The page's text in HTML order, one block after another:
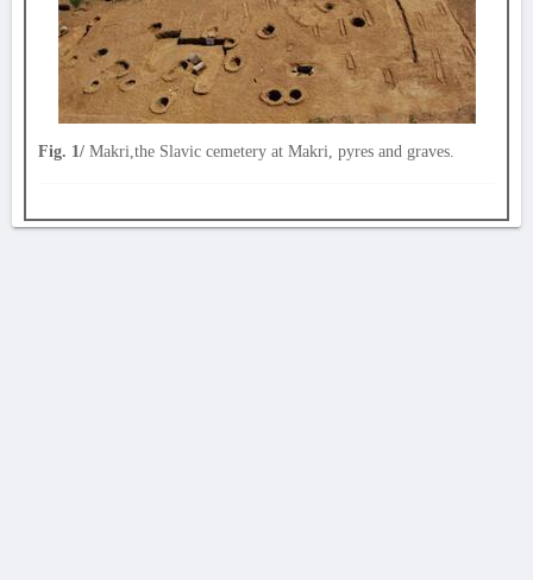
Fig. 1/ Makri,the Slavic cemetery at Makri, pyres and graves.